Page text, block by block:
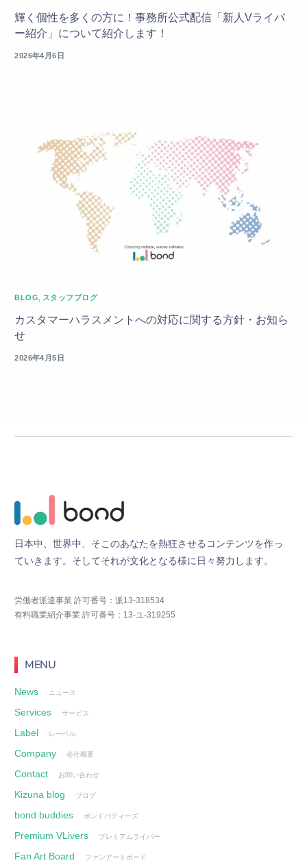
輝く個性を多くの方に！事務所公式配信「新人Vライバ
ー紹介」について紹介します！
2026年4月6日
BLOG スタッフブログ
カスタマーハラスメントへの対応に関する方針・お知ら
せ
2026年4月5日
日本中 、世界中 そこのあなたを熱狂させる コ ンテンツを作っ
ていき ます。 そ してそれが文化と なる様に 日 々 努力 し ます。
労働者派遣事業 許可番号：派13-318534
有料職業紹介事業 許可番号：13-ユ-319255
MENU
News ニュース
Services サービス
Label レーベル
Company 会社概要
Contact お問い合わせ
Kizuna blog ブログ
bond buddies ボンドバディーズ
Premium VLivers プレミアムライバー
Fan Art Board ファンアートボード